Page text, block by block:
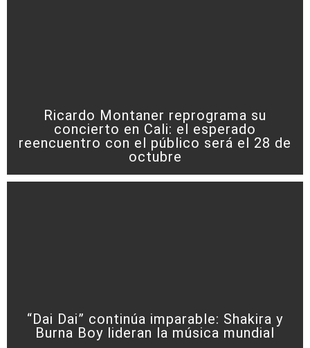
Ricardo Montaner reprograma su
concierto en Cali: el esperado
reencuentro con el público será el 28 de
octubre
“Dai Dai” continúa imparable: Shakira y
Burna Boy lideran la música mundial